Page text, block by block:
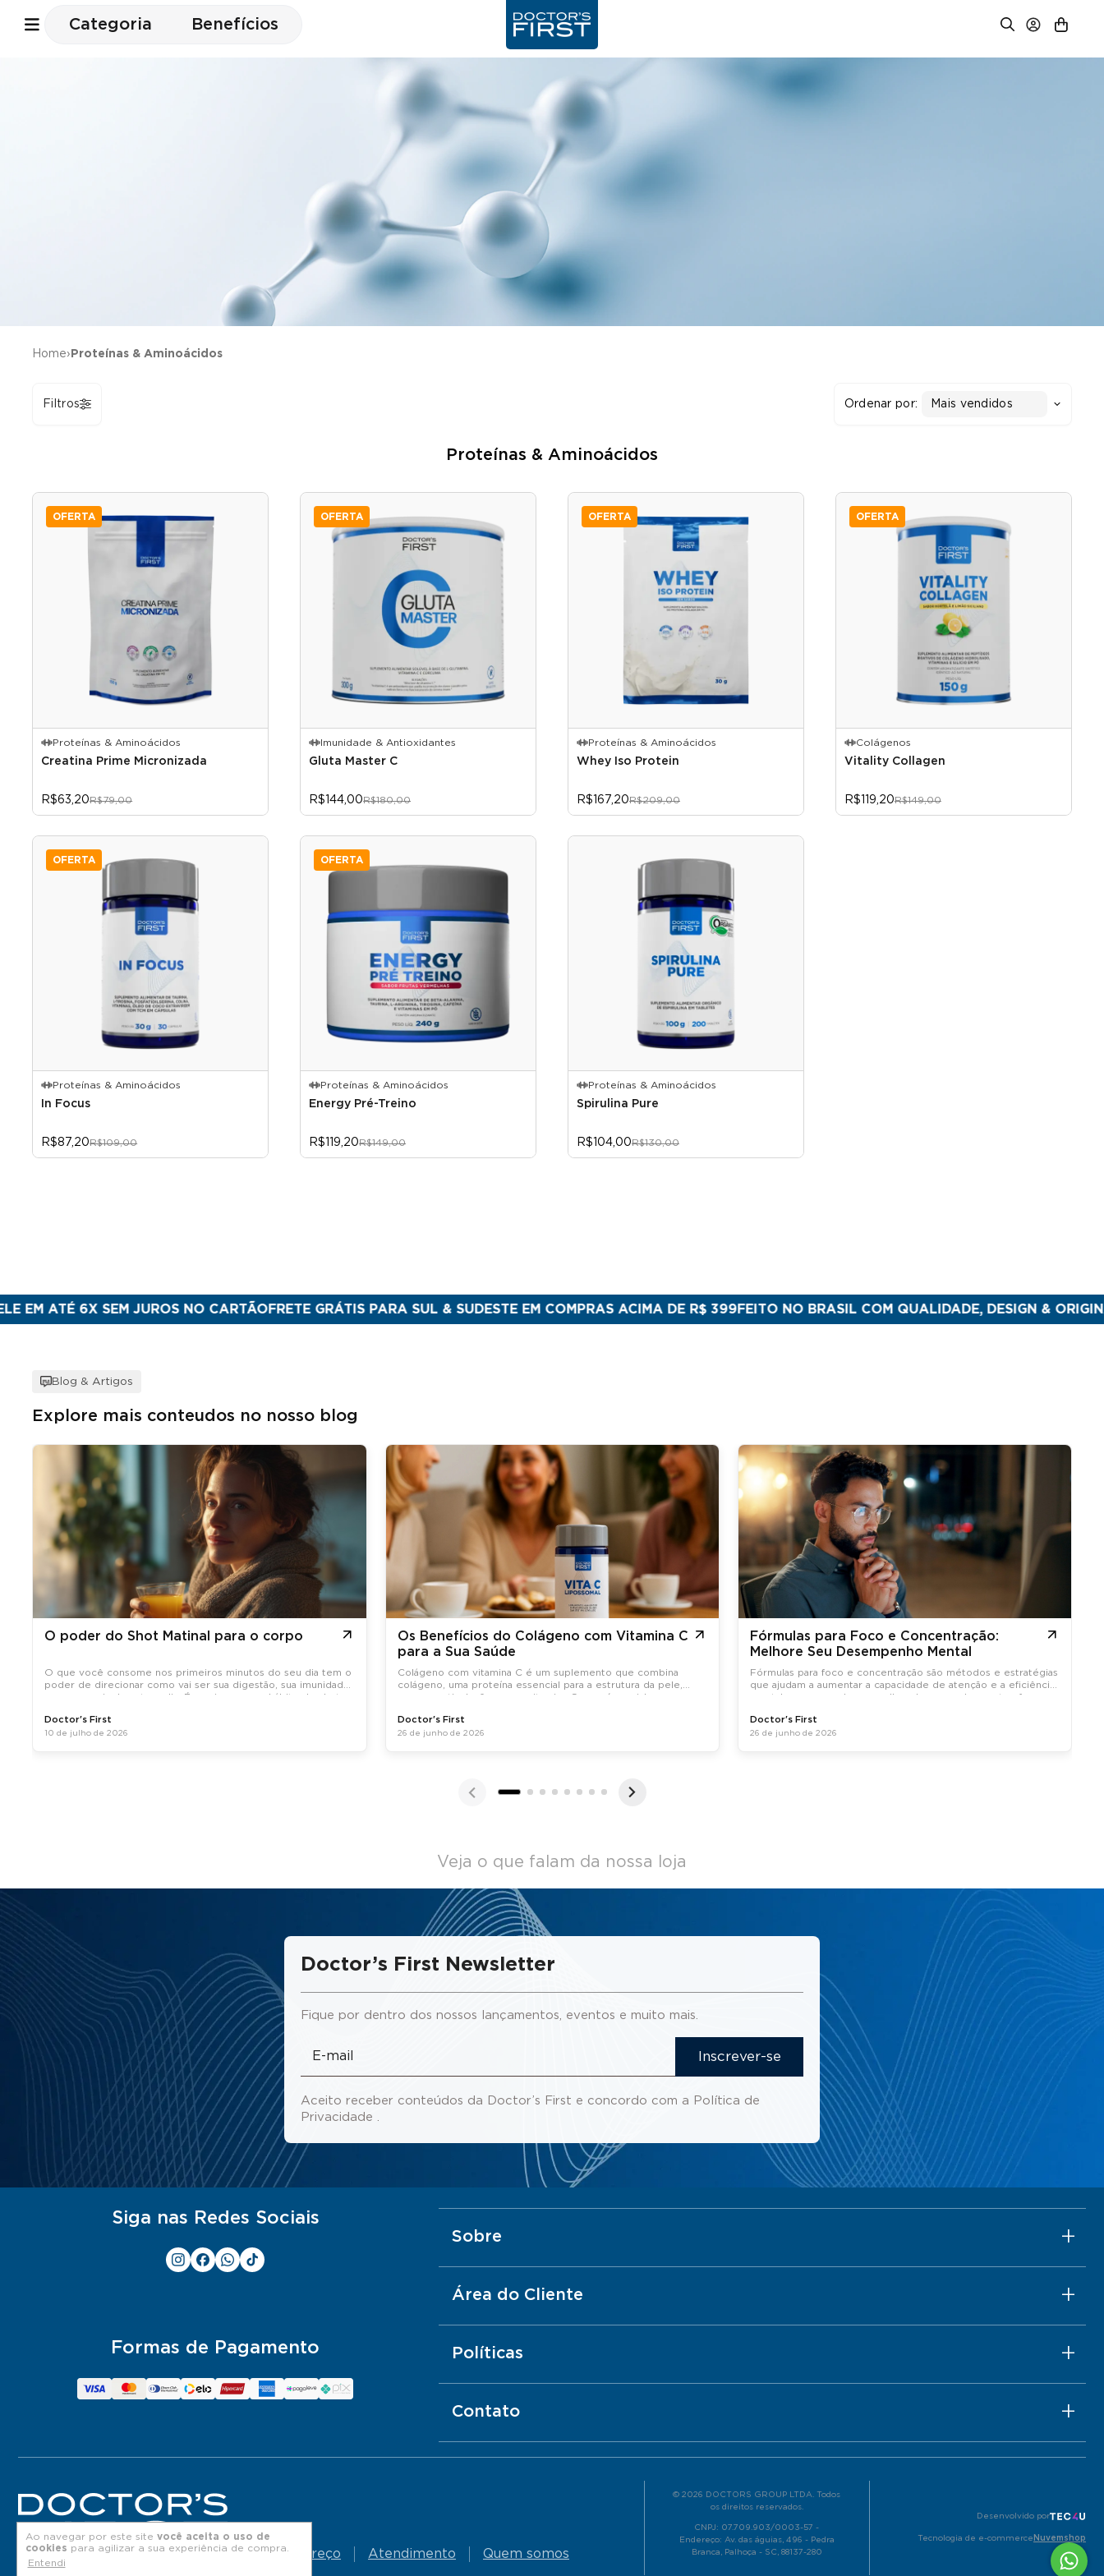
Categoria Benefícios
Ao navegar por este site você aceita o uso de
cookies para agilizar a sua experiência de compra.
Entendi
Home› Proteínas & Aminoácidos
Ordenar por: Mais vendidos
Filtros
Proteínas & Aminoácidos
OFERTA
Proteínas & Aminoácidos
Creatina Prime Micronizada
R$63,20R$79,00
OFERTA
Imunidade & Antioxidantes
Gluta Master C
R$144,00R$180,00
OFERTA
Proteínas & Aminoácidos
Whey Iso Protein
R$167,20R$209,00
OFERTA
Colágenos
Vitality Collagen
R$119,20R$149,00
OFERTA
Proteínas & Aminoácidos
In Focus
R$87,20R$109,00
OFERTA
Proteínas & Aminoácidos
Energy Pré-Treino
R$119,20R$149,00
Proteínas & Aminoácidos
Spirulina Pure
R$104,00R$130,00
6X SEM JUROS NO CARTÃO FRETE GRÁTIS PARA SUL & SUDESTE EM COMPRAS ACIMA DE R$ 399FEITO NO BRASIL COM QUALIDADE, DESIGN & ORIGINALIDADE
Blog & Artigos
Explore mais conteudos no nosso blog
O poder do Shot Matinal para o corpo
O que você consome nos primeiros minutos do seu dia tem o
poder de direcionar como vai ser sua digestão, sua imunidade
e sua energia durante o dia. É por isso que o hábito do shot
jejum, tem
Doctor's First
10 de julho de 2026
Os Benefícios do Colágeno com Vitamina C
para a Sua Saúde
Colágeno com vitamina C é um suplemento que combina
colágeno, uma proteína essencial para a estrutura da pele,
ossos e articulações, com vitamina C, que é crucial para a
Doctor's First
26 de junho de 2026
Fórmulas para Foco e Concentração:
Melhore Seu Desempenho Mental
Fórmulas para foco e concentração são métodos e estratégias
que ajudam a aumentar a capacidade de atenção e a eficiência
mental, promovendo um melhor desempenho em tarefas
Doctor's First
26 de junho de 2026
Veja o que falam da nossa loja
Doctor’s First Newsletter
Fique por dentro dos nossos lançamentos, eventos e muito mais.
Inscrever-se
Aceito receber conteúdos da Doctor’s First e concordo com a Política de
Privacidade
Siga nas Redes Sociais
Sobre
Área do Cliente
Políticas
Contato
Formas de Pagamento
Endereço Atendimento Quem somos
© 2026 DOCTORS GROUP LTDA. Todos
os direitos reservados.
CNPJ: 07.709.903/0003-57 -
Endereço: Av. das águias, 496 - Pedra
Branca, Palhoça - SC, 88137-280
Desenvolvido por
Tecnologia de e-commerce Nuvemshop